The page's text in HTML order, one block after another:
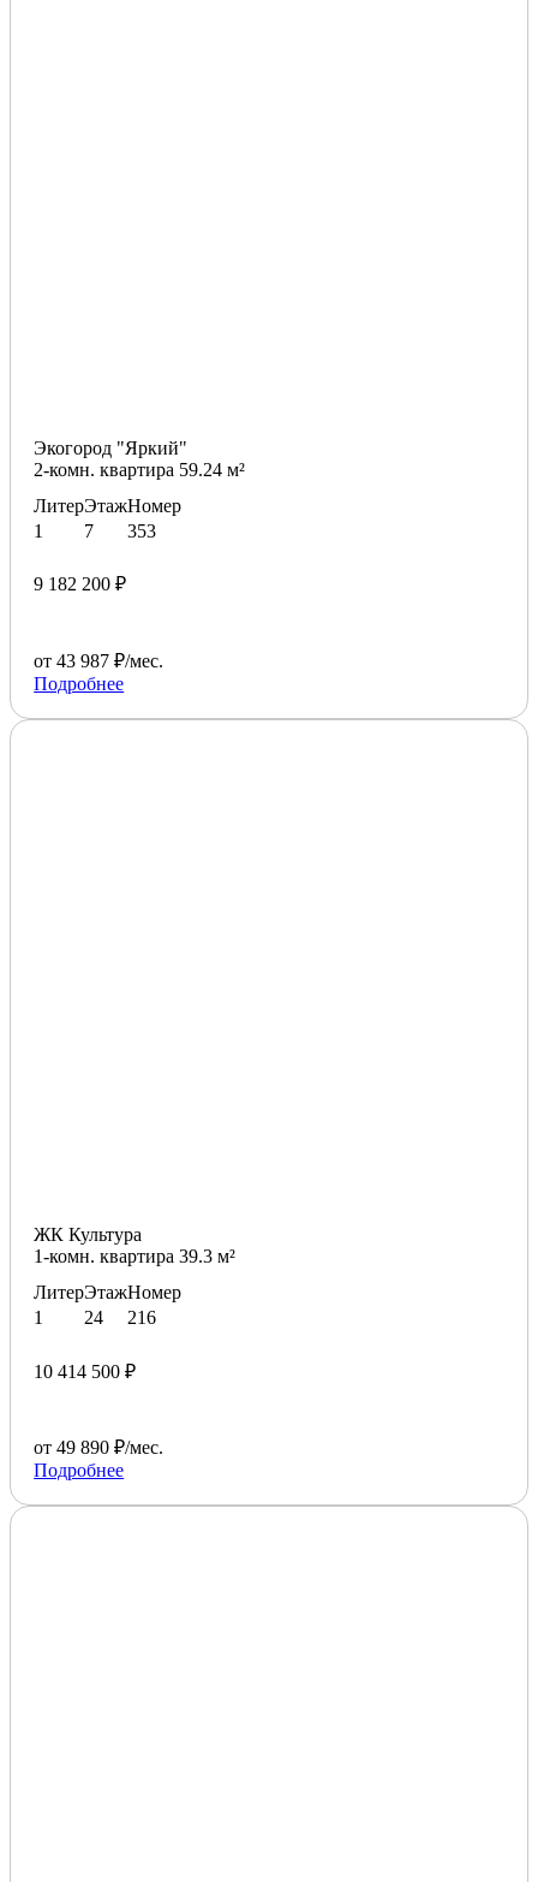
Экогород "Яркий"
2-комн. квартира 59.24 м²
Литер
1
Этаж
7
Номер
353
9 182 200 ₽
от 43 987 ₽/мес.
Подробнее
ЖК Культура
1-комн. квартира 39.3 м²
Литер
1
Этаж
24
Номер
216
10 414 500 ₽
от 49 890 ₽/мес.
Подробнее